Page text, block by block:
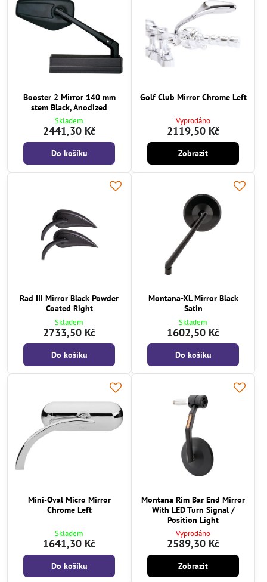
Booster 2 Mirror 140 mm
stem Black, Anodized
Skladem
2441,30 Kč
Do košíku
Golf Club Mirror Chrome Left
Vyprodáno
2119,50 Kč
Zobrazit
Rad III Mirror Black Powder
Coated Right
Skladem
2733,50 Kč
Do košíku
Montana-XL Mirror Black
Satin
Skladem
1602,50 Kč
Do košíku
Mini-Oval Micro Mirror
Chrome Left
Skladem
1641,30 Kč
Do košíku
Montana Rim Bar End Mirror
With LED Turn Signal /
Position Light
Vyprodáno
2589,30 Kč
Zobrazit